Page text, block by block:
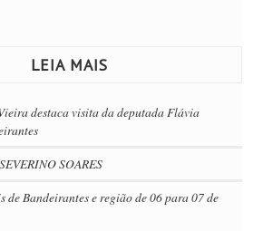
LEIA MAIS
destaca visita da deputada Flávia
SOARES
Bandeirantes e região de 06 para 07 de